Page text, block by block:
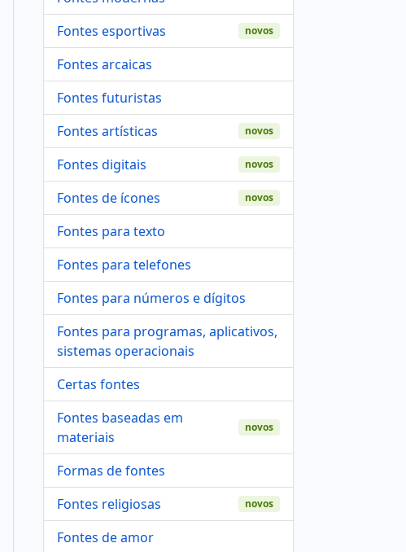
Fontes esportivas
novos
Fontes arcaicas
Fontes futuristas
Fontes artísticas
novos
Fontes digitais novos
Fontes de ícones novos
Fontes para texto
Fontes para telefones
Fontes para números e dígitos
Fontes para programas, aplicativos,
sistemas operacionais
Certas fontes
Fontes baseadas em
materiais
novos
Formas de fontes
Fontes religiosas
novos
Fontes de amor